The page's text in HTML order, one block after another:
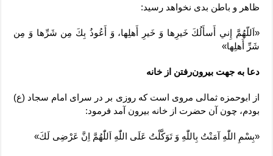
ظاهر و باطن بدی نخواهد رسید:
«اَللّهُمَّ إِني أَسأَلُكَ خَيرِها وَ خَيرِ أَهلِها، وَ أَعُوذُ بِكَ مِن شَرِّها وَ مِن
شَرِّ أَهلِها»
دعا به جهت بیرون‌رفتن از خانه
از ابوحمزه ثمالی مروی است که روزی بر در سرای امام سجاد (ع)
بودم، چون آن حضرت از خانه بیرون آمد فرمود:
«بِسْمِ اللّٰهِ آمَنْتُ بِاللّٰهِ وَ تَوَکَّلْتُ عَلَی اللّٰهِ اَللّٰهُمَّ اِنَّ عَرْضِی لَكَ»